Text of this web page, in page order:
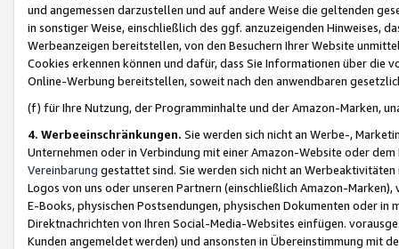
und angemessen darzustellen und auf andere Weise die geltenden
in sonstiger Weise, einschließlich des ggf. anzuzeigenden Hinweises,
Werbeanzeigen bereitstellen, von den Besuchern Ihrer Website
Cookies erkennen können und dafür, dass Sie Informationen über die
Online-Werbung bereitstellen, soweit nach den anwendbaren
(f) für Ihre Nutzung, der Programminhalte und der Amazon-Marken,
4. Werbeeinschränkungen. Sie werden sich nicht an Werbe-,
Unternehmen oder in Verbindung mit einer Amazon-Website oder
Vereinbarung gestattet sind. Sie werden sich nicht an
Logos von uns oder unseren Partnern (einschließlich Amazon-
E-Books, physischen Postsendungen, physischen Dokumenten oder in
Direktnachrichten von Ihren Social-Media-Websites einfügen.
Kunden angemeldet werden) und ansonsten in Übereinstimmung mit